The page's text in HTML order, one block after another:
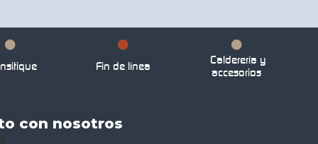
Fin de línea
Calderería y
accesorios
con nosotros